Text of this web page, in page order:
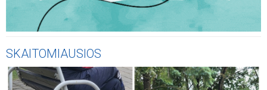
SKAITOMIAUSIOS